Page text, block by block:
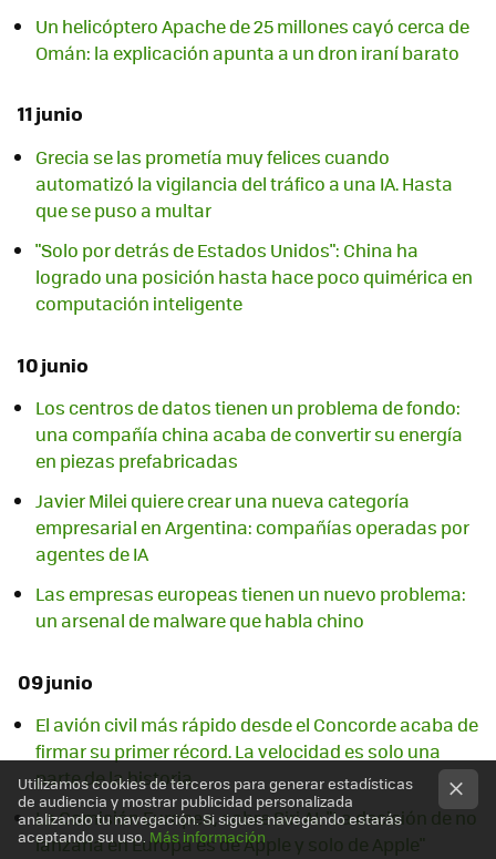
Un helicóptero Apache de 25 millones cayó cerca de
Omán: la explicación apunta a un dron iraní barato
11 junio
Grecia se las prometía muy felices cuando
automatizó la vigilancia del tráfico a una IA. Hasta
que se puso a multar
"Solo por detrás de Estados Unidos": China ha
logrado una posición hasta hace poco quimérica en
computación inteligente
10 junio
Los centros de datos tienen un problema de fondo:
una compañía china acaba de convertir su energía
en piezas prefabricadas
Javier Milei quiere crear una nueva categoría
empresarial en Argentina: compañías operadas por
agentes de IA
Las empresas europeas tienen un nuevo problema:
un arsenal de malware que habla chino
09 junio
El avión civil más rápido desde el Concorde acaba de
firmar su primer récord. La velocidad es solo una
parte de la historia
La Comisión Europea, sobre Siri AI: "La decisión de no
lanzarla en Europa es de Apple y solo de Apple"
Utilizamos cookies de terceros para generar estadísticas
de audiencia y mostrar publicidad personalizada
analizando tu navegación. Si sigues navegando estarás
aceptando su uso. Más información